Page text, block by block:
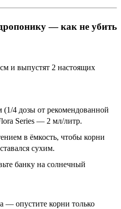
— как не убить
и выпустят 2 настоящих
4 дозы от рекомендованной
Series — 2 мл/литр.
в ёмкость, чтобы корни
сухим.
банку на солнечный
— опустите корни только